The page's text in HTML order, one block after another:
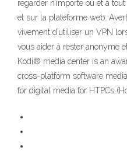
regarder n’importe où et à
et sur la plateforme web.
vivement d’utiliser un VPN
vous aider à rester anonyme
Kodi® media center is an
cross-platform software
for digital media for HTPCs